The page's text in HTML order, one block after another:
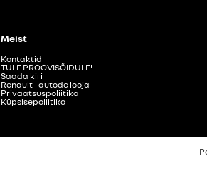
Meist
Kontaktid
TULE PROOVISÕIDULE!
Saada kiri
Renault - autode looja
Privaatsuspoliitika
Küpsisepoliitika